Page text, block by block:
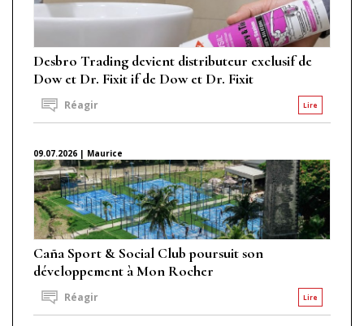
Desbro Trading devient distributeur exclusif de
Dow et Dr. Fixit if de Dow et Dr. Fixit
Lire
Réagir
09.07.2026 | Maurice
Caña Sport & Social Club poursuit son
développement à Mon Rocher
Lire
Réagir